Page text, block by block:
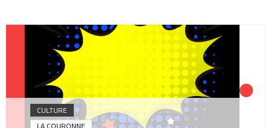
CULTURE